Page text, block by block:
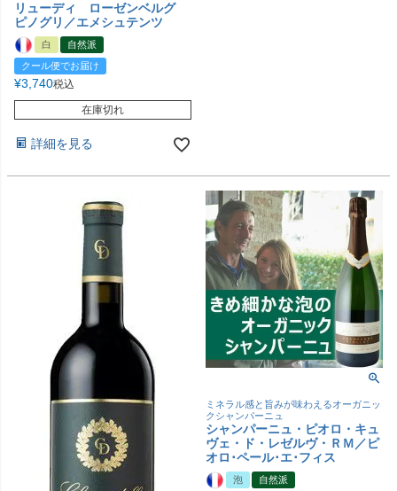
リューディ ローゼンベルグ
ピノグリ／エメシュテンツ
白
自然派
クール便でお届け
¥3,740税込
在庫切れ
詳細を見る
ミネラル感と旨みが味わえるオーガニッ
クシャンパーニュ
シャンパーニュ・ピオロ・キュ
ヴェ・ド・レゼルヴ・ＲＭ／ピ
オロ･ペール･エ･フィス
泡
自然派